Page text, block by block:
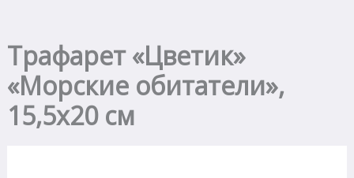
Трафарет «Цветик»
«Морские обитатели»,
15,5х20 см